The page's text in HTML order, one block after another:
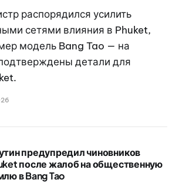
распорядился усилить
сетями влияния в Phuket,
модель Bang Tao — на
детали для
предупредил чиновников
после жалоб на общественную
в Bang Tao